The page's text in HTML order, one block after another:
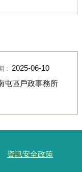
： 2025-06-10
屯區戶政事務所
資訊安全政策